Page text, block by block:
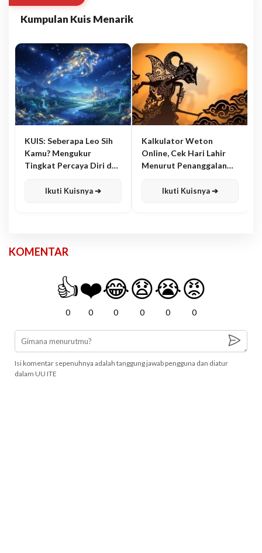
Kumpulan Kuis Menarik
KUIS: Seberapa Leo Sih
Kamu? Mengukur
Tingkat Percaya Diri dan
Ikuti Kuisnya ➔
Kalkulator Weton
Online, Cek Hari Lahir
Menurut Penanggalan
Ikuti Kuisnya ➔
KOMENTAR
👍
0
❤️
0
😂
0
😧
0
😭
0
😡
0
Isi komentar sepenuhnya adalah tanggung jawab pengguna dan diatur
dalam UU ITE